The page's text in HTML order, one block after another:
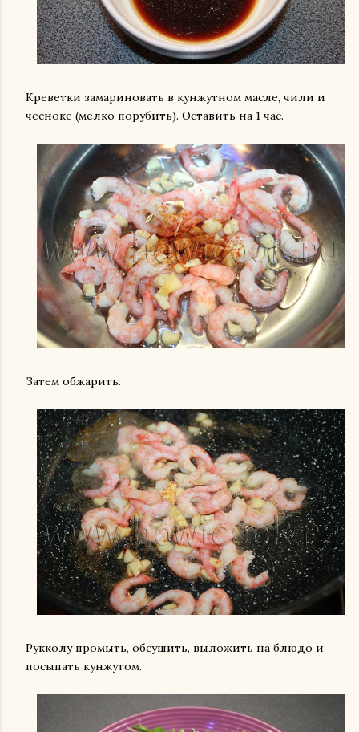
Креветки замариновать в кунжутном масле, чили и
чесноке (мелко порубить). Оставить на 1 час.
Затем обжарить.
Рукколу промыть, обсушить, выложить на блюдо и
посыпать кунжутом.